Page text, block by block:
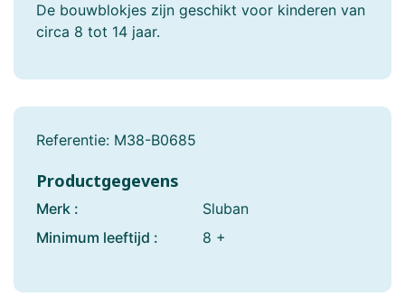
De bouwblokjes zijn geschikt voor kinderen van
circa 8 tot 14 jaar.
Referentie: M38-B0685
Productgegevens
Merk :
Sluban
Minimum leeftijd :
8 +